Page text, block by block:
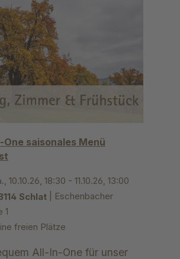
One saisonales Menü
10.10.26, 18:30 - 11.10.26, 13:00
Schlat | Eschenbacher
1
freien Plätze
All-In-One für unser